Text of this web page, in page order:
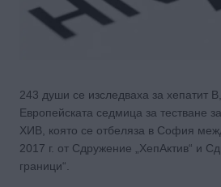
243 души се изследваха за хепатит
Европейската седмица за тестване
ХИВ, която се отбеляза в София
2017 г. от Сдружение „ХепАктив“ и
граници“.